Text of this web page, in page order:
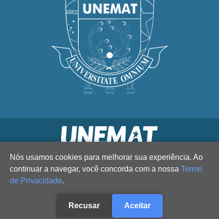
Nós usamos cookies para melhorar sua experiência. Ao
continuar a navegar, você concorda com a nossa Termo
de Privacidade.
Recusar Aceitar